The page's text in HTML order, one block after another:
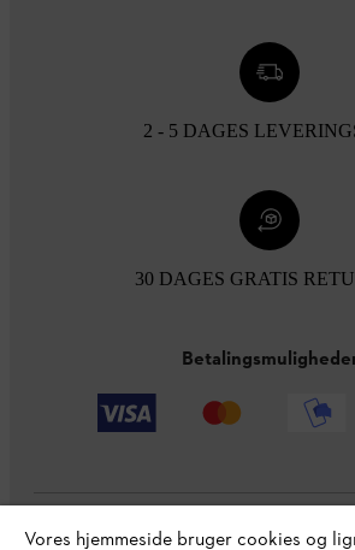
2 - 5 DAGES
30 DAGES GRATIS
Virksomheden
Vores hjemmeside bruger cookies og